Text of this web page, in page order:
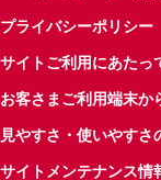
プライバシーポリシー
サイトご利用にあたっ
お客さまご利用端末か
見やすさ・使いやすさ
サイトメンテナンス情